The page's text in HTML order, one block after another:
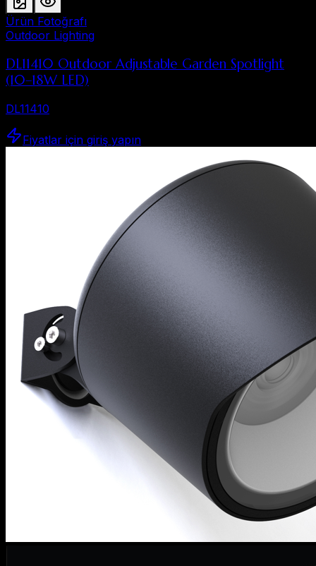
Ürün Fotoğrafı
Outdoor Lighting
DL11410 Outdoor Adjustable Garden Spotlight
(10–18W LED)
DL11410
Fiyatlar için giriş yapın